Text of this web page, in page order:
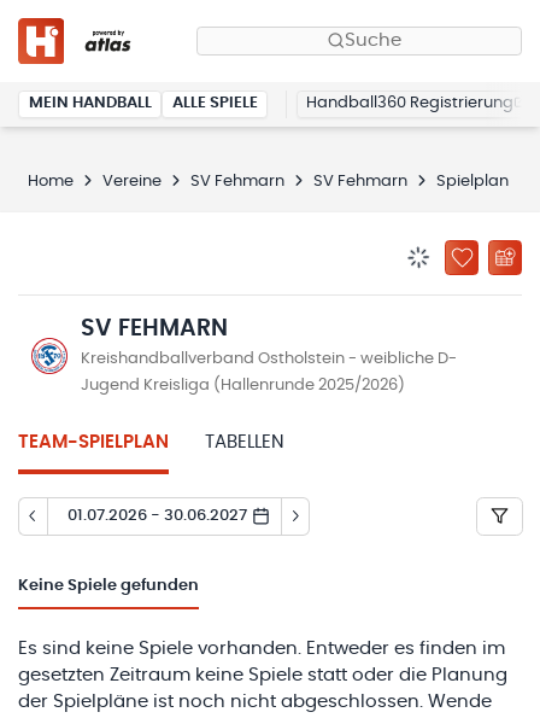
Suche
MEIN HANDBALL ALLE SPIELE Handball360 Registrierung
Home Vereine SV Fehmarn SV Fehmarn Spielplan
ZU
SV FEHMARN
Kreishandballverband Ostholstein - weibliche D-
Jugend Kreisliga (Hallenrunde 2025/2026)
TEAM-SPIELPLAN TABELLEN
01.07.2026 - 30.06.2027
Keine Spiele gefunden
Es sind keine Spiele vorhanden. Entweder es finden im
gesetzten Zeitraum keine Spiele statt oder die Planung
der Spielpläne ist noch nicht abgeschlossen. Wende